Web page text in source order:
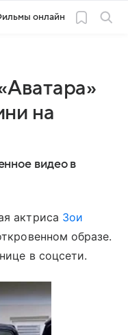
онлайн
на
видео в
актриса Зои
образе.
в соцсети.